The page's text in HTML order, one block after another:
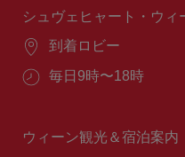
間：
シュヴェヒャート・ウィ
場
到着ロビー
営
間：
毎日9時〜18時
ウィーン観光＆宿泊案内